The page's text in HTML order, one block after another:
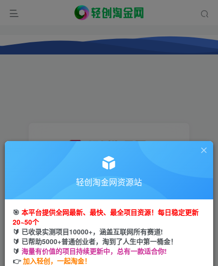
用户名或邮箱
登录密码
轻创淘金网资源站
🎯 本平台提供全网最新、最快、最全项目资源！每日稳定更新
20~50个
🔰 已收录实测项目10000+，涵盖互联网所有赛道!
🔰 已帮助5000+普通创业者，淘到了人生中第一桶金！
🔰 海量有价值的项目持续更新中，总有一款适合你!
👉加入轻创，一起淘金！